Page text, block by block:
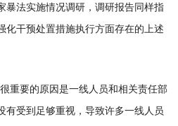
暴法实施情况调研，调研报告同样指
化干预处置措施执行方面存在的上述
重要的原因是一线人员和相关责任部
有受到足够重视，导致许多一线人员